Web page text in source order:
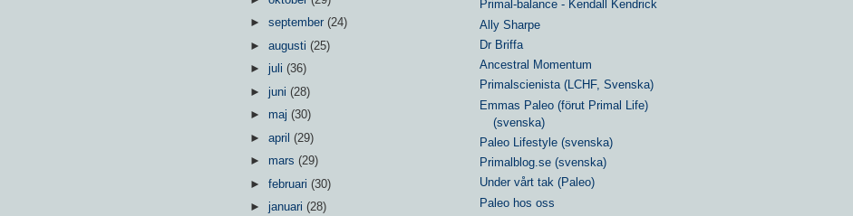
Primal-balance - Kendall Kendrick
Ally Sharpe
Dr Briffa
Ancestral Momentum
Primalscienista (LCHF, Svenska)
Emmas Paleo (förut Primal Life)
(svenska)
Paleo Lifestyle (svenska)
Primalblog.se (svenska)
Under vårt tak (Paleo)
Paleo hos oss
► september (24)
► augusti (25)
► juli (36)
► juni (28)
► maj (30)
► april (29)
► mars (29)
► februari (30)
► januari (28)